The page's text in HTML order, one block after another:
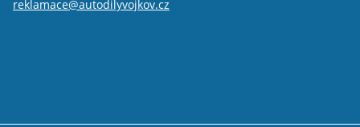
reklamace@autodilyvojkov.cz